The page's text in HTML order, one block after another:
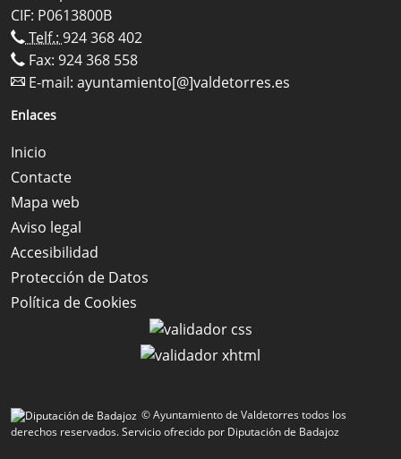
CIF: P0613800B
Telf.: 924 368 402
Fax: 924 368 558
E-mail: ayuntamiento[@]valdetorres.es
Enlaces
Inicio
Contacte
Mapa web
Aviso legal
Accesibilidad
Protección de Datos
Política de Cookies
© Ayuntamiento de Valdetorres todos los
derechos reservados.Servicio ofrecido por Diputación de Badajoz